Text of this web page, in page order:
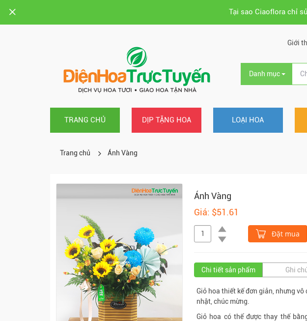
Tại sao Ciaoflora chỉ
Giới
Danh mục
TRANG CHỦ DỊP TẶNG HOA LOẠI HOA
Trang chủ Ánh Vàng
Ánh Vàng
Giá: $51.61
Đặt mua
Chi tiết sản phẩm Ghi
Giỏ hoa thiết kế đơn giản, nhưng
nhật, chúc mừng.
Giỏ hoa có thể được thay thế